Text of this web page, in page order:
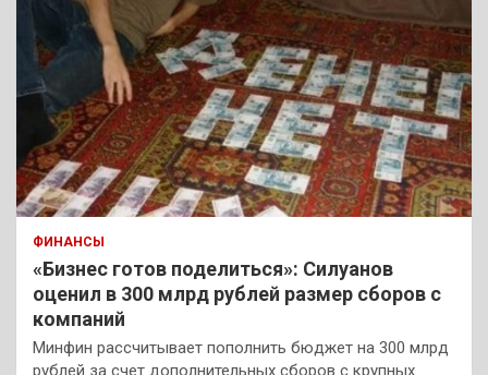
ФИНАНСЫ
«Бизнес готов поделиться»: Силуанов
оценил в 300 млрд рублей размер сборов с
компаний
Минфин рассчитывает пополнить бюджет на 300 млрд
рублей за счет дополнительных сборов с крупных